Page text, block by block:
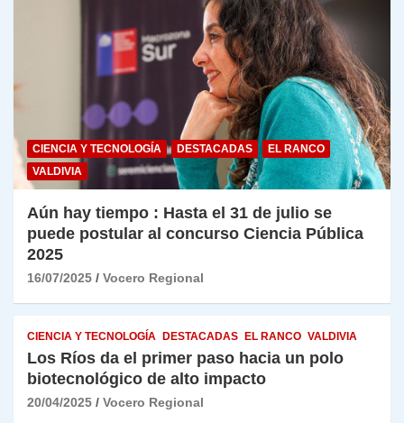
CIENCIA Y TECNOLOGÍA DESTACADAS
EL RANCO
VALDIVIA
Aún hay tiempo : Hasta el 31 de julio se
puede postular al concurso Ciencia Pública
2025
16/07/2025 Vocero Regional
CIENCIA Y TECNOLOGÍA DESTACADAS EL RANCO VALDIVIA
Los Ríos da el primer paso hacia un polo
biotecnológico de alto impacto
20/04/2025 Vocero Regional